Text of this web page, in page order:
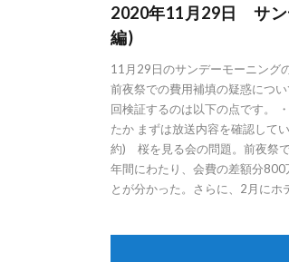
2020年11月29日 サン
編)
11月29日のサンデーモーニング
前夜祭での費用補填の疑惑につ
回検証するのは以下の点です。
たか まずは放送内容を確認して
約) 桜を見る会の問題。前夜祭
年間にわたり、会費の差額分800
とが分かった。さらに、2月にホ